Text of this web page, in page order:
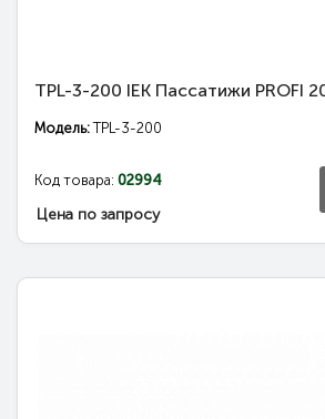
TPL-3-200 IEK Пассатижи PROFI
Модель:TPL-3-200
Код товара: 02994
Цена по запросу